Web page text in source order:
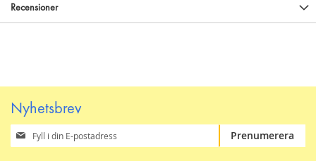
Recensioner
Nyhetsbrev
Prenumerera
på
Prenumerera